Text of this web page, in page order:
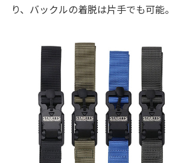
り、バックルの着脱は片手でも可能。